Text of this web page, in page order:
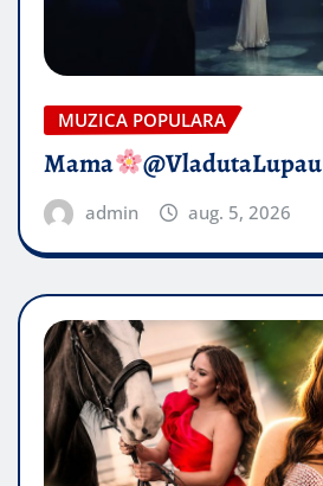
MUZICA POPULARA
Mama @VladutaLupau
admin aug. 5, 2026